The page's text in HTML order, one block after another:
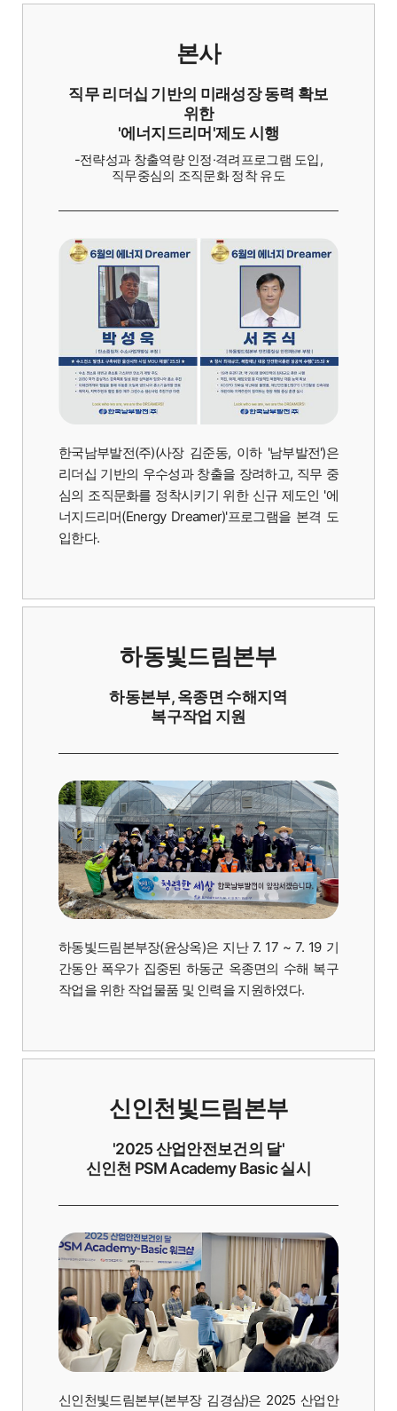
본사
직무 리더십 기반의 미래성장 동력 확보
위한
'에너지드리머'제도 시행
-전략성과 창출역량 인정·격려프로그램 도입,
직무중심의 조직문화 정착 유도
한국남부발전(주)(사장 김준동, 이하 '남부발전')은
리더십 기반의 우수성과 창출을 장려하고, 직무 중
심의 조직문화를 정착시키기 위한 신규 제도인 '에
너지드리머(Energy Dreamer)'프로그램을 본격 도
입한다.
하동빛드림본부
하동본부, 옥종면 수해지역
복구작업 지원
하동빛드림본부장(윤상옥)은 지난 7. 17 ~ 7. 19 기
간동안 폭우가 집중된 하동군 옥종면의 수해 복구
작업을 위한 작업물품 및 인력을 지원하였다.
신인천빛드림본부
'2025 산업안전보건의 달'
신인천 PSM Academy Basic 실시
신인천빛드림본부(본부장 김경삼)은 2025 산업안